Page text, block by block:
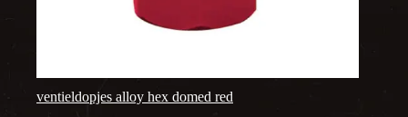
ventieldopjes alloy hex domed red